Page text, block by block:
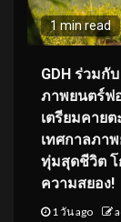
1 min read
GDH ร่วมกั
ภาพยนตร์ฟ
เตรียมคาย
เทศกาลภา
ทุ่มสุดชีวิต
ความสยอง!
1 วัน ago